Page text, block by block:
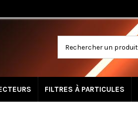
FILTRES À PARTICULES